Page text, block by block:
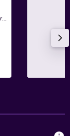
SS16, Km 816 (Per Brindisi), Bari, Provincia de Bari